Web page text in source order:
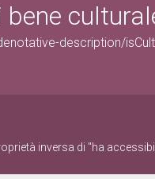
description/
inversa di "ha